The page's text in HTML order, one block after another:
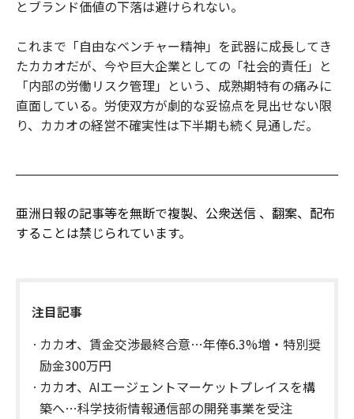
とブランド価値の下落は避けられない。
これまで「自由なベンチャー精神」を武器に成長してき
たカカオだが、今や巨大企業としての「社会的責任」と
「内部の労働リスク管理」という、成熟期特有の痛みに
直面している。労使双方が劇的な妥協点を見出せない限
り、カカオの経営不確実性は下半期も続く見通しだ。
亜洲日報の記事等を無断で複製、公衆送信 、翻案、配布
することは禁じられています。
注目記事
カカオ、賃金交渉最終合意…年俸6.3%増・特別奨
励金300万円
カカオ、AIエージェントマーケットプレイスを構
築へ…科学技術情報通信部の開発事業を受注